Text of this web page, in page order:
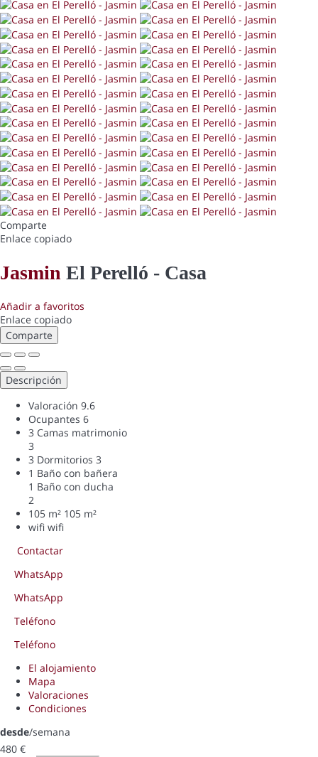
Comparte
Enlace copiado
Jasmin El Perelló - Casa
Añadir a favoritos
Enlace copiado
Comparte
Descripción
Valoración 9.6
Ocupantes 6
3 Camas matrimonio
3
3 Dormitorios 3
1 Baño con bañera
1 Baño con ducha
2
105 m² 105 m²
wifi wifi
Contactar
WhatsApp
WhatsApp
Teléfono
Teléfono
El alojamiento
Mapa
Valoraciones
Condiciones
desde/semana
480 €